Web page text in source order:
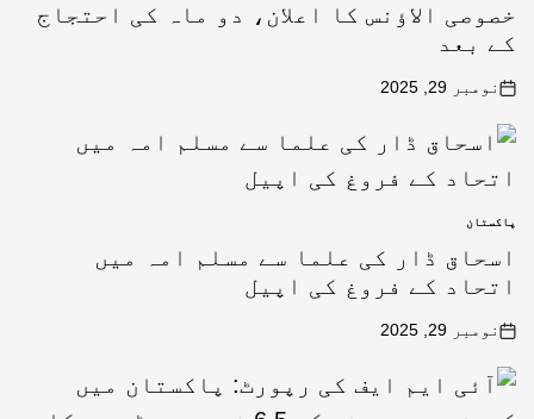
خصوصی الاؤنس کا اعلان، دو ماہ کی احتجاج
کے بعد
نومبر 29, 2025
پاکستان
اسحاق ڈار کی علما سے مسلم امہ میں
اتحاد کے فروغ کی اپیل
نومبر 29, 2025